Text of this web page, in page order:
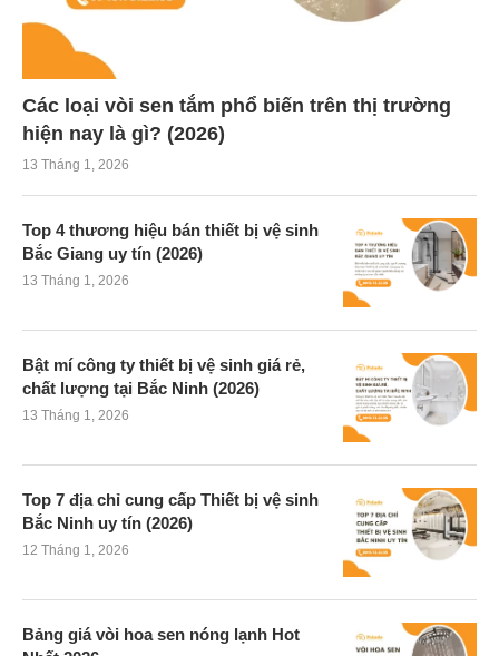
Các loại vòi sen tắm phổ biến trên thị trường
hiện nay là gì? (2026)
13 Tháng 1, 2026
Top 4 thương hiệu bán thiết bị vệ sinh
Bắc Giang uy tín (2026)
13 Tháng 1, 2026
Bật mí công ty thiết bị vệ sinh giá rẻ,
chất lượng tại Bắc Ninh (2026)
13 Tháng 1, 2026
Top 7 địa chỉ cung cấp Thiết bị vệ sinh
Bắc Ninh uy tín (2026)
12 Tháng 1, 2026
Bảng giá vòi hoa sen nóng lạnh Hot